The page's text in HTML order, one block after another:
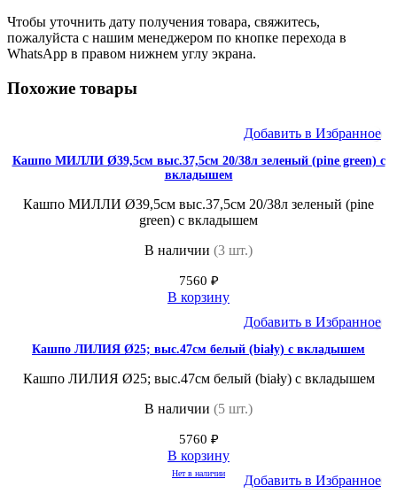
Чтобы уточнить дату получения товара, свяжитесь,
пожалуйста с нашим менеджером по кнопке перехода в
WhatsApp в правом нижнем углу экрана.
Похожие товары
Добавить в Избранное
Кашпо МИЛЛИ Ø39,5см выс.37,5см 20/38л зеленый (pine green) с
вкладышем
Кашпо МИЛЛИ Ø39,5см выс.37,5см 20/38л зеленый (pine
green) с вкладышем
В наличии (3 шт.)
7560 ₽
В корзину
Добавить в Избранное
Кашпо ЛИЛИЯ Ø25; выс.47см белый (biały) с вкладышем
Кашпо ЛИЛИЯ Ø25; выс.47см белый (biały) с вкладышем
В наличии (5 шт.)
5760 ₽
В корзину
Нет в наличии Добавить в Избранное